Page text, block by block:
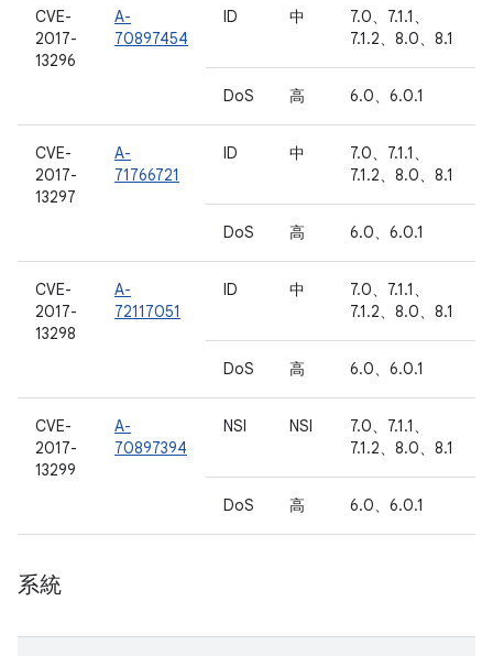
CVE-
2017-
13296
A-
70897454
ID 中
7.0、7.1.1、
7.1.2、8.0、8.1
DoS 高 6.0、6.0.1
CVE-
2017-
13297
A-
71766721
ID 中
7.0、7.1.1、
7.1.2、8.0、8.1
DoS 高 6.0、6.0.1
CVE-
2017-
13298
A-
72117051
ID 中
7.0、7.1.1、
7.1.2、8.0、8.1
DoS 高 6.0、6.0.1
CVE-
2017-
13299
A-
70897394
NSI NSI
7.0、7.1.1、
7.1.2、8.0、8.1
DoS 高 6.0、6.0.1
系統